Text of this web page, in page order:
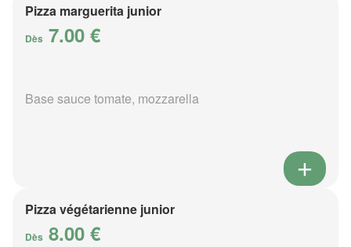
Pizza marguerita junior
Dès 7.00 €
Base sauce tomate, mozzarella
Pizza végétarienne junior
Dès 8.00 €